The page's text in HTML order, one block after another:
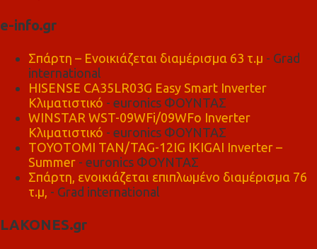
e-info.gr
Σπάρτη – Ενοικιάζεται διαμέρισμα 63 τ.μ - Grad
international
HISENSE CA35LR03G Easy Smart Inverter
Κλιματιστικό - euronics ΦΟΥΝΤΑΣ
WINSTAR WST-09WFi/09WFo Inverter
Κλιματιστικό - euronics ΦΟΥΝΤΑΣ
TOYOTOMI TAN/TAG-12IG IKIGAI Inverter –
Summer - euronics ΦΟΥΝΤΑΣ
Σπάρτη, ενοικιάζεται επιπλωμένο διαμέρισμα 76
τ.μ, - Grad international
LAKONES.gr